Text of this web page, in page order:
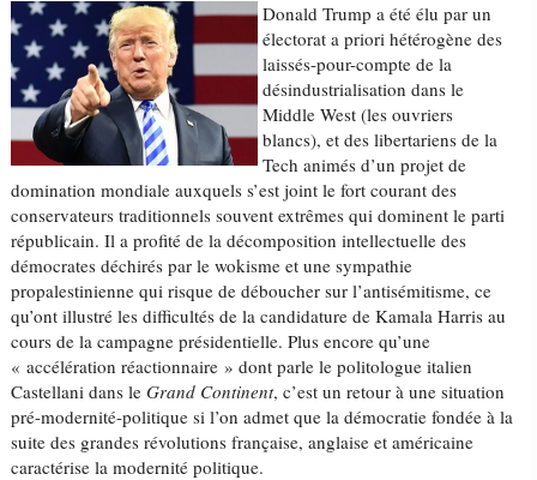
Donald Trump a été élu par un
électorat a priori hétérogène des
laissés-pour-compte de la
désindustrialisation dans le
Middle West (les ouvriers
blancs), et des libertariens de la
Tech animés d’un projet de
domination mondiale auxquels s’est joint le fort courant des
conservateurs traditionnels souvent extrêmes qui dominent le parti
républicain. Il a profité de la décomposition intellectuelle des
démocrates déchirés par le wokisme et une sympathie
propalestinienne qui risque de déboucher sur l’antisémitisme, ce
qu’ont illustré les difficultés de la candidature de Kamala Harris au
cours de la campagne présidentielle. Plus encore qu’une
« accélération réactionnaire » dont parle le politologue italien
Castellani dans leGrand Continent, c’est un retour à une situation
pré-modernité-politique si l’on admet que la démocratie fondée à la
suite des grandes révolutions française, anglaise et américaine
caractérise la modernité politique.